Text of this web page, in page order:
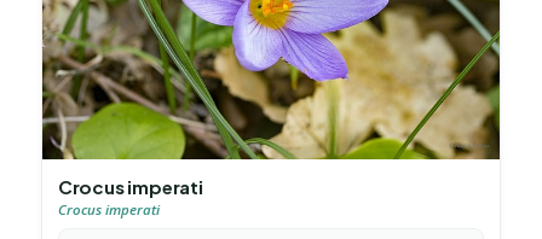
Crocus imperati
Crocus imperati